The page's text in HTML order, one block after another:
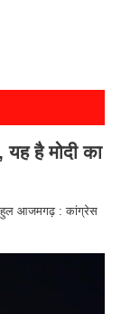
यह है मोदी का
आजमगढ़ : कांग्रेस